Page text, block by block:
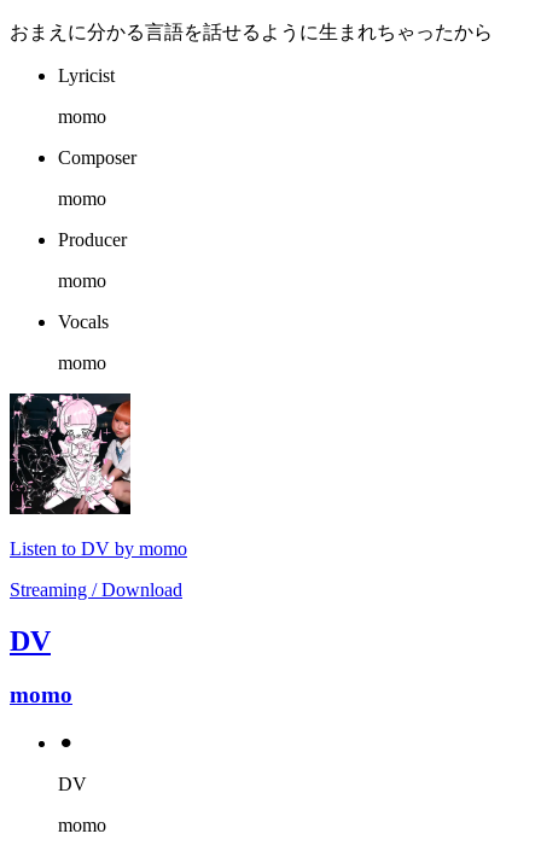
おまえに分かる言語を話せるように生まれちゃったから
Lyricist
momo
Composer
momo
Producer
momo
Vocals
momo
Listen to DV by momo
Streaming / Download
DV
momo
⚫︎
DV
momo